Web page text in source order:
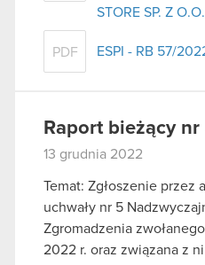
STORE SP. Z O.O.
PDF ESPI - RB 57/
Raport bieżący
13 grudnia 2022
Temat: Zgłoszenie przez
uchwały nr 5
Zgromadzenia
2022 r. oraz związana z